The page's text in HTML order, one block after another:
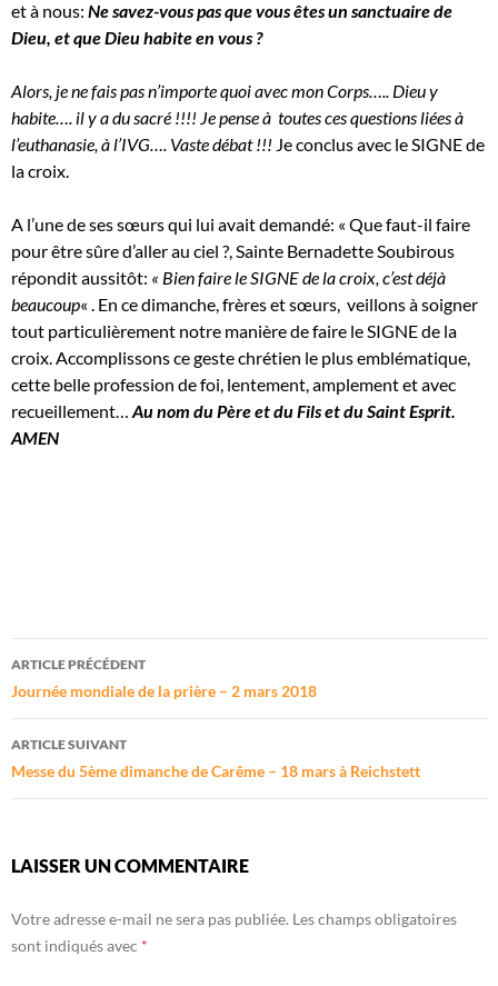
et à nous: Ne savez-vous pas que vous êtes un sanctuaire de
Dieu, et que Dieu habite en vous ?
Alors, je ne fais pas n’importe quoi avec mon Corps….. Dieu y
habite…. il y a du sacré !!!! Je pense à toutes ces questions liées à
l’euthanasie, à l’IVG…. Vaste débat !!! Je conclus avec le SIGNE de
la croix.
A l’une de ses sœurs qui lui avait demandé: « Que faut-il faire
pour être sûre d’aller au ciel ?, Sainte Bernadette Soubirous
répondit aussitôt: « Bien faire le SIGNE de la croix, c’est déjà
beaucoup« . En ce dimanche, frères et sœurs, veillons à soigner
tout particulièrement notre manière de faire le SIGNE de la
croix. Accomplissons ce geste chrétien le plus emblématique,
cette belle profession de foi, lentement, amplement et avec
recueillement… Au nom du Père et du Fils et du Saint Esprit.
AMEN
Navigation
des
articles
ARTICLE PRÉCÉDENT
Journée mondiale de la prière – 2 mars 2018
ARTICLE SUIVANT
Messe du 5ème dimanche de Carême – 18 mars à Reichstett
LAISSER UN COMMENTAIRE
Votre adresse e-mail ne sera pas publiée. Les champs obligatoires
sont indiqués avec *